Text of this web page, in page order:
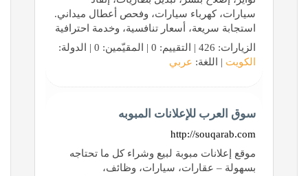
سيارات، كهرباء سيارات، وفحص أعطال ميداني.
استجابة سريعة، أسعار تنافسية، وخدمة احترافية
الزيارات: 426 | التقييم: 0 | المقيّمين: 0 | الدولة:
الكويت | اللغة: عربي
سوق العرب للإعلانات المبوبه
http://souqarab.com
موقع إعلانات مبوبة لبيع وشراء كل ما تحتاجه
بسهولة – عقارات، سيارات، وظائف،